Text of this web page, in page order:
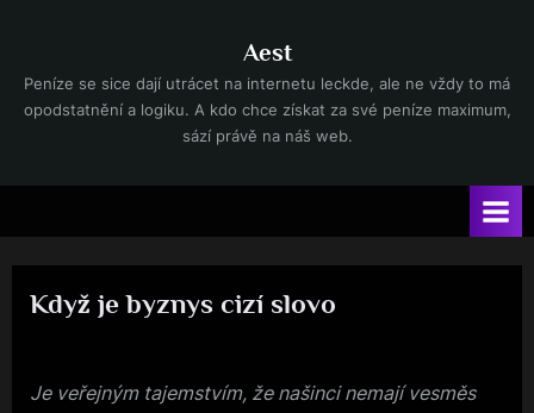
content
Aest
Peníze se sice dají utrácet na internetu leckde, ale ne vždy to má
opodstatnění a logiku. A kdo chce získat za své peníze maximum,
sází právě na náš web.
Když je byznys cizí slovo
Je veřejným tajemstvím, že našinci nemají vesměs